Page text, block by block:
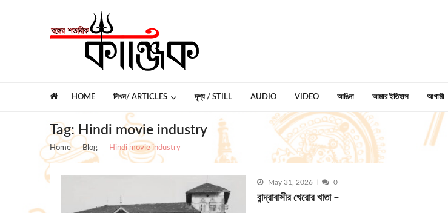
HOME লিখন/ ARTICLES দৃশ্য / STILL AUDIO VIDEO আঙিনা আমার ইতিহাস আগামী
Tag: Hindi movie industry
Home Blog Hindi movie industry
May 31, 2026 0
বান্দ্রাবাসীর খেরোর খাতা –